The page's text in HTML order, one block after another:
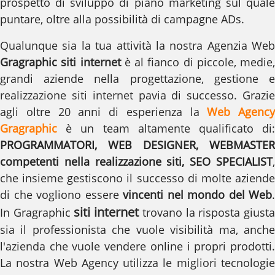
puntare, oltre alla possibilità di campagne ADs.
Qualunque sia la tua attività la nostra Agenzia Web
Gragraphic siti internetè al fianco di piccole, medie,
grandi aziende nella progettazione, gestione e
realizzazione siti internet pavia di successo. Grazie
agli oltre 20 anni di esperienza laWeb Agency
Gragraphic è un team altamente qualificato di:
PROGRAMMATORI, WEB DESIGNER, WEBMASTER
competenti nella realizzazione siti, SEO SPECIALIST,
che insieme gestiscono il successo di molte aziende
di che vogliono essere vincenti nel mondo del Web.
In Gragraphic siti internettrovano la risposta giusta
sia il professionista che vuole visibilità ma, anche
l'azienda che vuole vendere online i propri prodotti.
La nostra Web Agency utilizza le migliori tecnologie